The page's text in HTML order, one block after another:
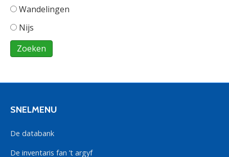
Wandelingen
Nijs
SNELMENU
De databank
De inventaris fan ’t argyf